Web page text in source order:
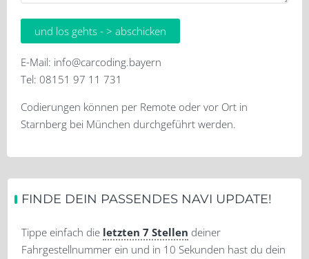
E-Mail: info@carcoding.bayern
Tel: 08151 97 11 731
Codierungen können per Remote oder vor Ort in
Starnberg bei München durchgeführt werden.
FINDE DEIN PASSENDES NAVI UPDATE!
Tippe einfach die letzten 7 Stellen deiner
Fahrgestellnummer ein und in 10 Sekunden hast du dein